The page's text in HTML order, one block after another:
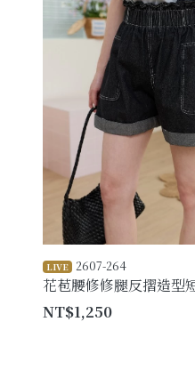
LIVE 2607-264
花苞腰修修腿反摺造型
NT$1,250